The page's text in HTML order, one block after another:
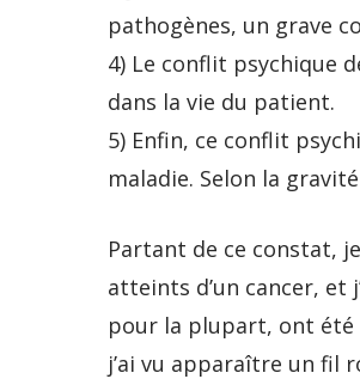
pathogènes, un grave
4) Le conflit psychique
dans la vie du patient.
5) Enfin, ce conflit
maladie. Selon la
Partant de ce constat,
atteints d’un cancer, et
pour la plupart, ont été
j’ai vu apparaître un fil